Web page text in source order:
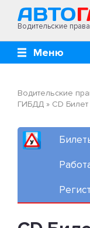
Водительские
Меню
Водительские
ГИБДД » CD